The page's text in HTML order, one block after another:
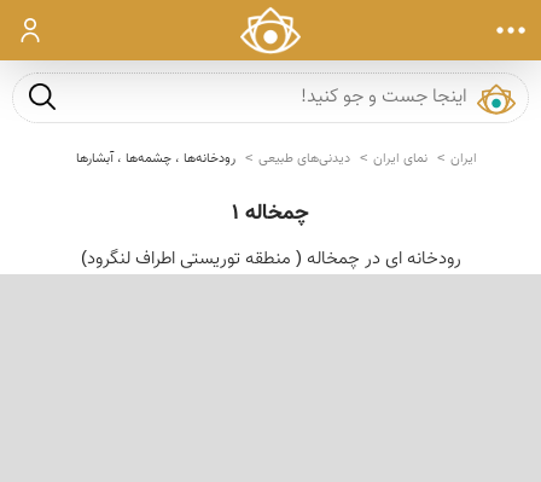
ورود
جست و
ایران نمای ایران دیدنی‌های طبیعی رودخانه‌ها ، چشمه‌ها ، آبشارها
چمخاله 1
رودخانه ای در چمخاله ( منطقه توریستی اطراف لنگرود)